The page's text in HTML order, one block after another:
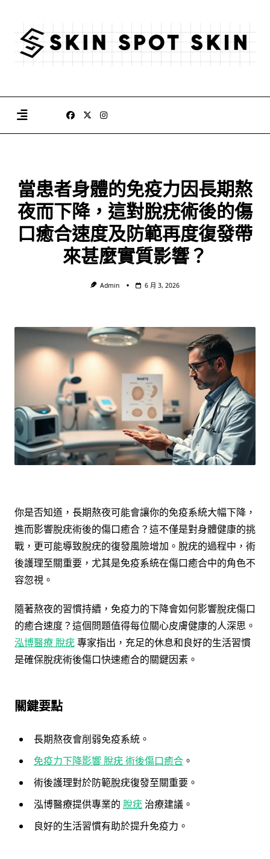
content
當患者身體的免疫力因長期熬
夜而下降，這對脫疣術後的傷
口癒合速度及防範再度復發帶
來甚麼實質影響？
Admin 6 月 3, 2026
你是否知道，長期熬夜可能會讓你的免疫系統大幅下降，
進而影響脫疣術後的傷口癒合？這不僅是對身體健康的挑
戰，更可能導致脫疣的復發風險增加。脫疣的過程中，術
後護理至關重要，尤其是免疫系統在傷口癒合中的角色不
容忽視。
隨著熬夜的習慣持續，免疫力的下降會如何影響脫疣傷口
的癒合速度？這個問題值得每位關心皮膚健康的人深思。
泓博醫療 脫疣專家指出，充足的休息和良好的生活習慣
是確保脫疣術後傷口快速癒合的關鍵因素。
關鍵要點
長期熬夜會削弱免疫系統。
免疫力下降影響 脫疣 術後傷口癒合 。
術後護理對於防範脫疣復發至關重要。
泓博醫療提供專業的 脫疣 治療建議。
良好的生活習慣有助於提升免疫力。